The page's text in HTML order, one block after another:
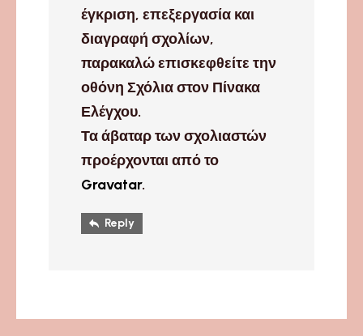
έγκριση, επεξεργασία και
διαγραφή σχολίων,
παρακαλώ επισκεφθείτε την
οθόνη Σχόλια στον Πίνακα
Ελέγχου.
Τα άβαταρ των σχολιαστών
προέρχονται από το
Gravatar.
Reply